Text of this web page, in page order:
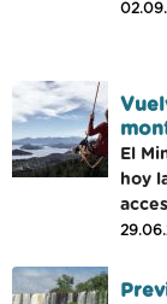
El
hoy